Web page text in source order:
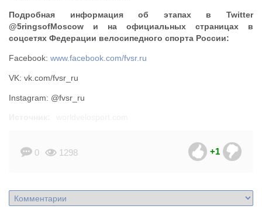
Подробная информация об этапах в Twitter
@5ringsofMoscow и на официальных страницах в
соцсетях Федерации велосипедного спорта России:
Facebook: www.facebook.com/fvsr.ru
VK: vk.com/fvsr_ru
Instagram: @fvsr_ru
0 1298 +1